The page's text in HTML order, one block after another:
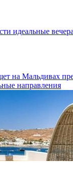
идеальные
на Мальдивах
направления